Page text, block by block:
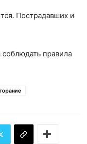
Пострадавших и
правила